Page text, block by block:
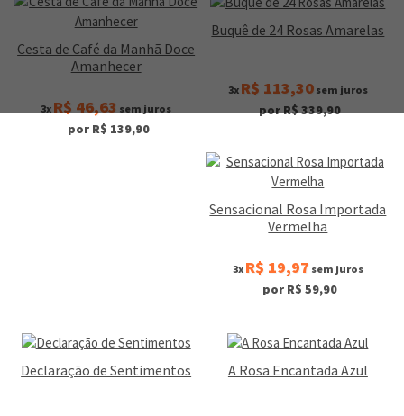
Cesta de Café da Manhã Doce
Amanhecer
3x R$ 46,63 sem juros
por R$ 139,90
Buquê de 24 Rosas Amarelas
3x R$ 113,30sem juros
por R$ 339,90
Sensacional Rosa Importada
Vermelha
3x R$ 19,97 sem juros
por R$ 59,90
Declaração de Sentimentos A Rosa Encantada Azul